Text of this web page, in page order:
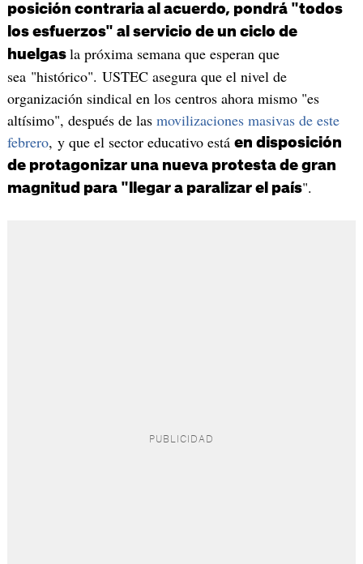
posición contraria al acuerdo, pondrá "todos
los esfuerzos" al servicio de un ciclo de
huelgas la próxima semana que esperan que
sea "histórico". USTEC asegura que el nivel de
organización sindical en los centros ahora mismo "es
altísimo", después de las movilizaciones masivas de este
febrero, y que el sector educativo está en disposición
de protagonizar una nueva protesta de gran
magnitud para "llegar a paralizar el país".